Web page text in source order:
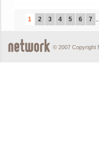
1 2 3 4 5 6 7
© 2007 Copyright